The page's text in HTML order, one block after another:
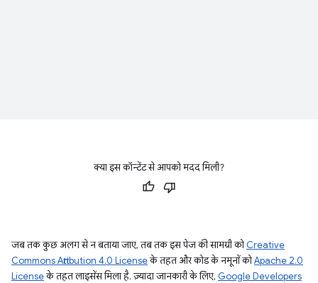
क्या इस कॉन्टेंट से आपको मदद मिली?
जब तक कुछ अलग से न बताया जाए, तब तक इस पेज की सामग्री कोCreative
Commons Attribution 4.0 Licenseके तहत और कोड के नमूनों कोApache 2.0
Licenseके तहत लाइसेंस मिला है. ज़्यादा जानकारी के लिए, Google Developers